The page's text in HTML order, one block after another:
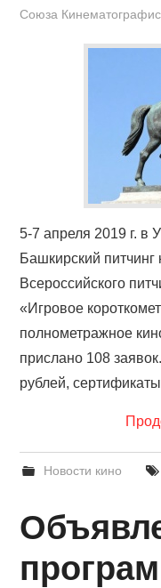
Союза
5-7 апреля 2019 г. в
Башкирский питчинг
Всероссийского
«Игровое
полнометражное
прислано 108
рублей, сертификаты
Новости кино